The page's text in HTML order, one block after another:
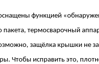
функцией
термосварочный
защёлка крышки не
Чтобы исправить это,